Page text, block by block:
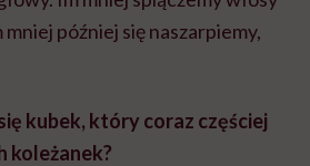
później się naszarpiemy,
kubek, który coraz częściej
koleżanek?